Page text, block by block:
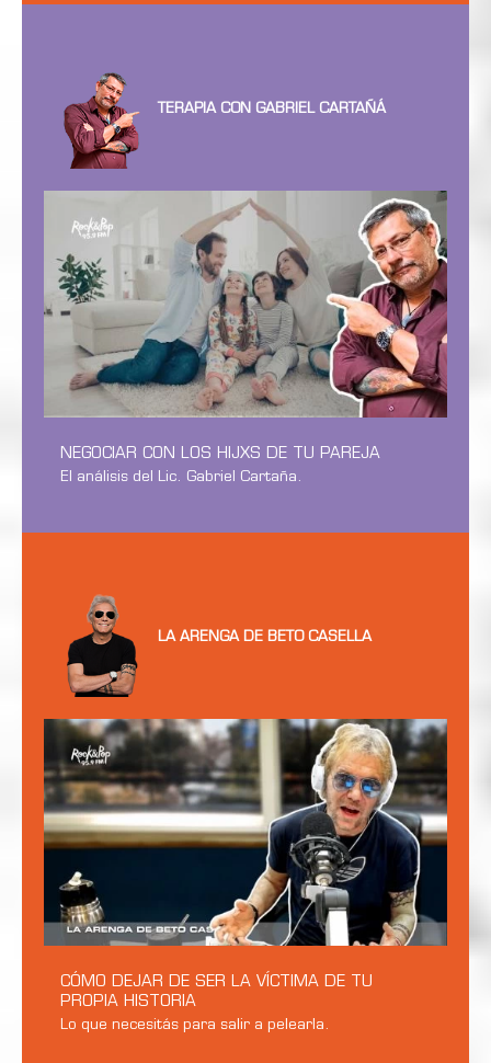
TERAPIA CON GABRIEL CARTAÑÁ
NEGOCIAR CON LOS HIJXS DE TU PAREJA
El análisis del Lic. Gabriel Cartaña.
LA ARENGA DE BETO CASELLA
CÓMO DEJAR DE SER LA VÍCTIMA DE TU
PROPIA HISTORIA
Lo que necesitás para salir a pelearla.